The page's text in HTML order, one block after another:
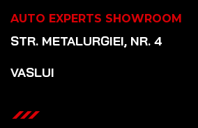
AUTO EXPERTS SHOWROOM
STR. METALURGIEI, NR. 4
VASLUI